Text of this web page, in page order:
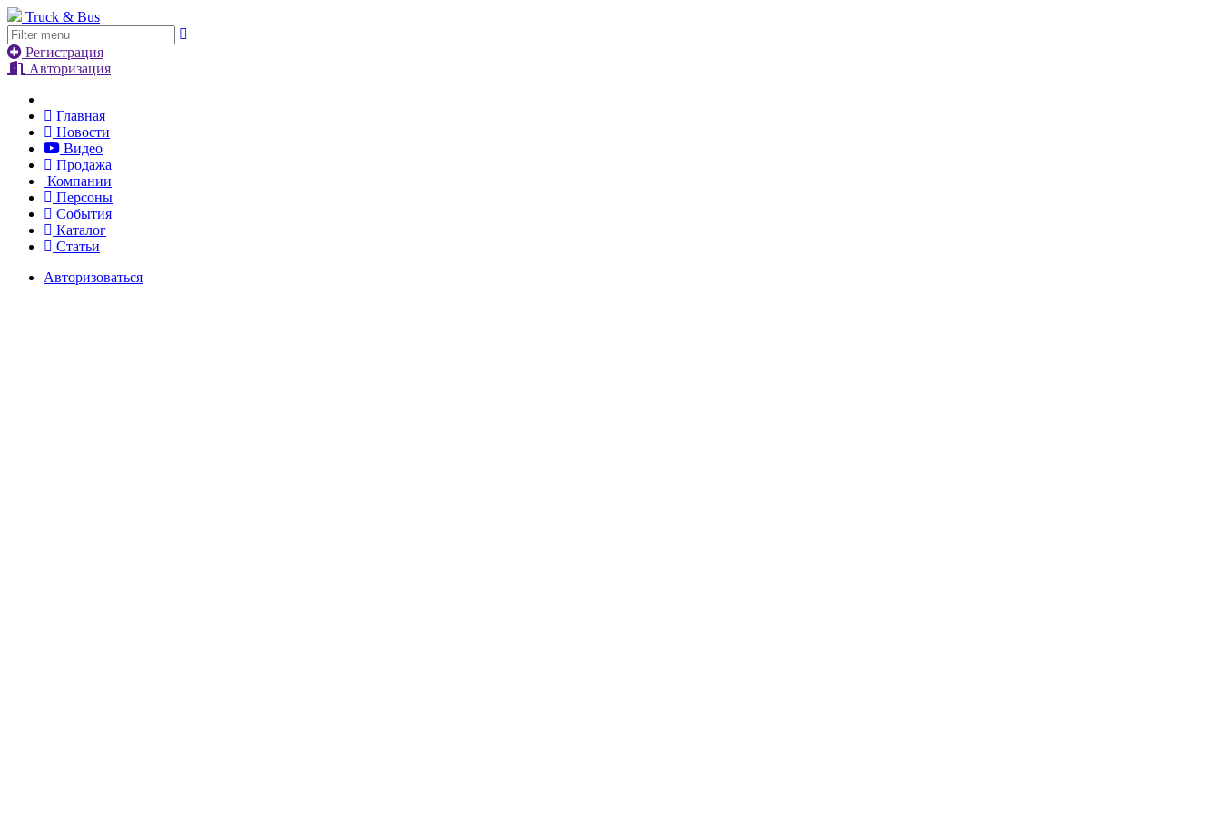
Truck & Bus
Регистрация
Авторизация
Главная
Новости
Видео
Продажа
Компании
Персоны
События
Каталог
Статьи
Авторизоваться